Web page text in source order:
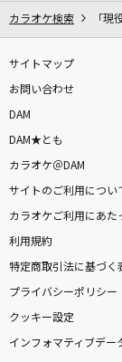
カラオケ検索 「現
サイトマップ
お問い合わせ
DAM
DAM★とも
カラオケ＠DAM
サイトのご利用につい
カラオケご利用にあた
利用規約
特定商取引法に基づく
プライバシーポリシー
クッキー設定
インフォマティブデー